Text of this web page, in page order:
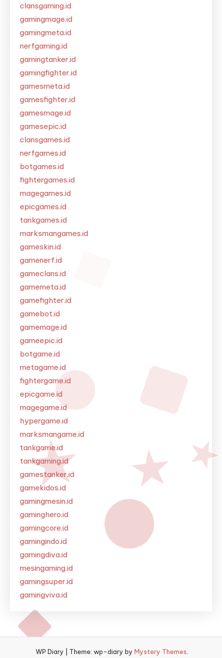
clansgaming.id
gamingmage.id
gamingmeta.id
nerfgaming.id
gamingtanker.id
gamingfighter.id
gamesmeta.id
gamesfighter.id
gamesmage.id
gamesepic.id
clansgames.id
nerfgames.id
botgames.id
fightergames.id
magegames.id
epicgames.id
tankgames.id
marksmangames.id
gameskin.id
gamenerf.id
gameclans.id
gamemeta.id
gamefighter.id
gamebot.id
gamemage.id
gameepic.id
botgame.id
metagame.id
fightergame.id
epicgame.id
magegame.id
hypergame.id
marksmangame.id
tankgame.id
tankgaming.id
gamestanker.id
gamekidos.id
gamingmesin.id
gaminghero.id
gamingcore.id
gamingindo.id
gamingdiva.id
mesingaming.id
gamingsuper.id
gamingviva.id
WP Diary Theme: wp-diary by Mystery Themes